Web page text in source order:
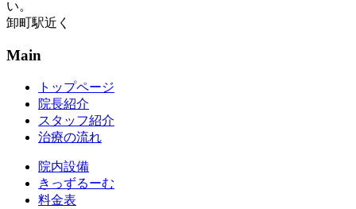
い。
卸町駅近く
Main
トップページ
院長紹介
スタッフ紹介
治療の流れ
院内設備
きっずるーむ
料金表